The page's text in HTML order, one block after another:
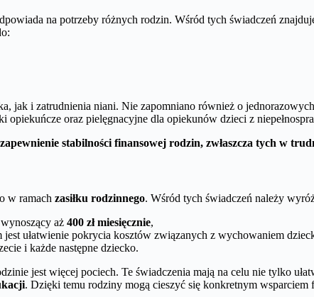
na potrzeby różnych rodzin. Wśród tych świadczeń
jak i zatrudnienia niani. Nie zapomniano również o
oraz pielęgnacyjne dla opiekunów dzieci z
stabilności finansowej rodzin, zwłaszcza tych w
w ramach zasiłku rodzinnego. Wśród tych świadczeń należy
aż 400 zł miesięcznie,
jest ułatwienie pokrycia kosztów związanych z wychowaniem
i każde następne dziecko.
jest więcej pociech. Te świadczenia mają na celu nie tylko
. Dzięki temu rodziny mogą cieszyć się konkretnym